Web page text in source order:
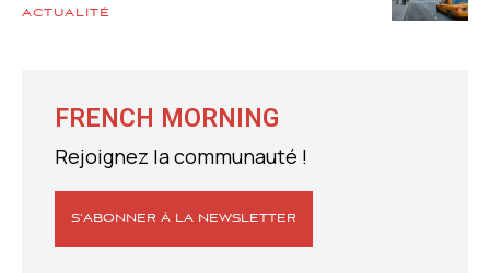
ACTUALITÉ
FRENCH MORNING
Rejoignez la communauté !
S’ABONNER À LA NEWSLETTER